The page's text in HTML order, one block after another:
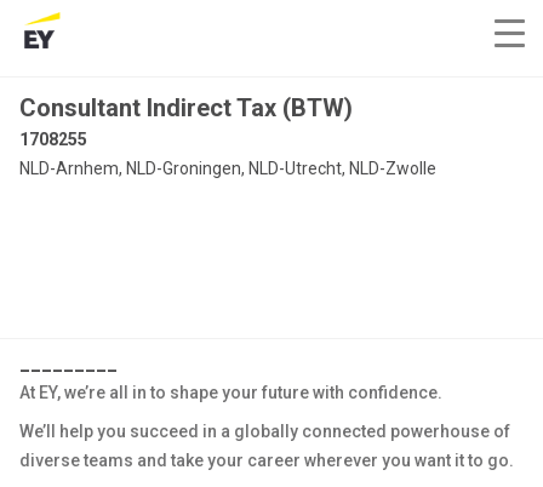
Consultant Indirect Tax (BTW)
1708255
NLD-Arnhem, NLD-Groningen, NLD-Utrecht, NLD-Zwolle
At EY, we’re all in to shape your future with confidence.
We’ll help you succeed in a globally connected powerhouse of
diverse teams and take your career wherever you want it to go.